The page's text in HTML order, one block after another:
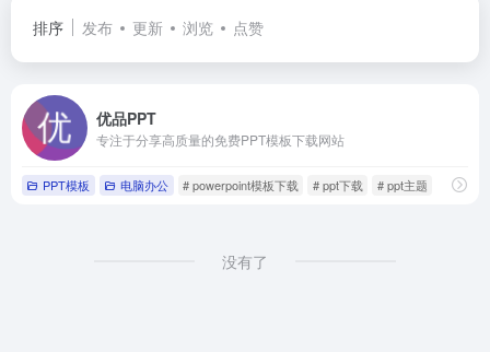
排序 发布 更新 浏览 点赞
优品PPT
专注于分享高质量的免费PPT模板下载网站
PPT模板 电脑办公 # powerpoint模板下载 # ppt下载 # ppt主题
没有了